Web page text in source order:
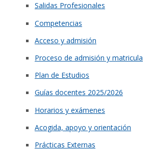
Salidas Profesionales
Competencias
Acceso y admisión
Proceso de admisión y matricula
Plan de Estudios
Guías docentes 2025/2026
Horarios y exámenes
Acogida, apoyo y orientación
Prácticas Externas